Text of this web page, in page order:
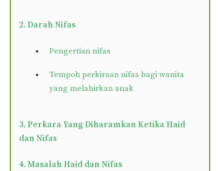
2. Darah Nifas
Pengertian nifas
Tempoh perkiraan nifas bagi wanita
yang melahirkan anak
3. Perkara Yang Diharamkan Ketika Haid
dan Nifas
4. Masalah Haid dan Nifas